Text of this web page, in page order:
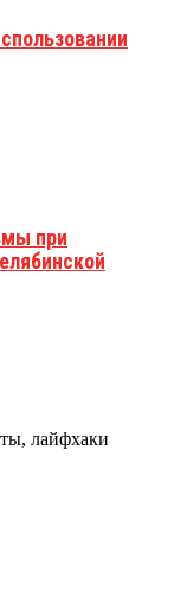
при
лайфхаки